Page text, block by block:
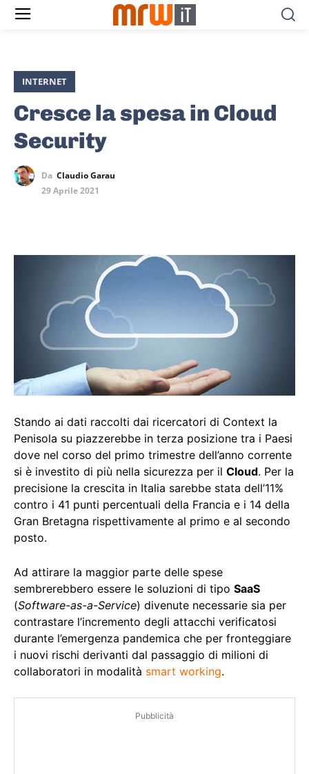
INTERNET
Cresce la spesa in Cloud
Security
Da Claudio Garau
29 Aprile 2021
Stando ai dati raccolti dai ricercatori di Context la
Penisola su piazzerebbe in terza posizione tra i Paesi
dove nel corso del primo trimestre dell’anno corrente
si è investito di più nella sicurezza per il Cloud. Per la
precisione la crescita in Italia sarebbe stata dell’11%
contro i 41 punti percentuali della Francia e i 14 della
Gran Bretagna rispettivamente al primo e al secondo
posto.
Ad attirare la maggior parte delle spese
sembrerebbero essere le soluzioni di tipo SaaS
(Software-as-a-Service) divenute necessarie sia per
contrastare l’incremento degli attacchi verificatosi
durante l’emergenza pandemica che per fronteggiare
i nuovi rischi derivanti dal passaggio di milioni di
collaboratori in modalità smart working.
Pubblicità